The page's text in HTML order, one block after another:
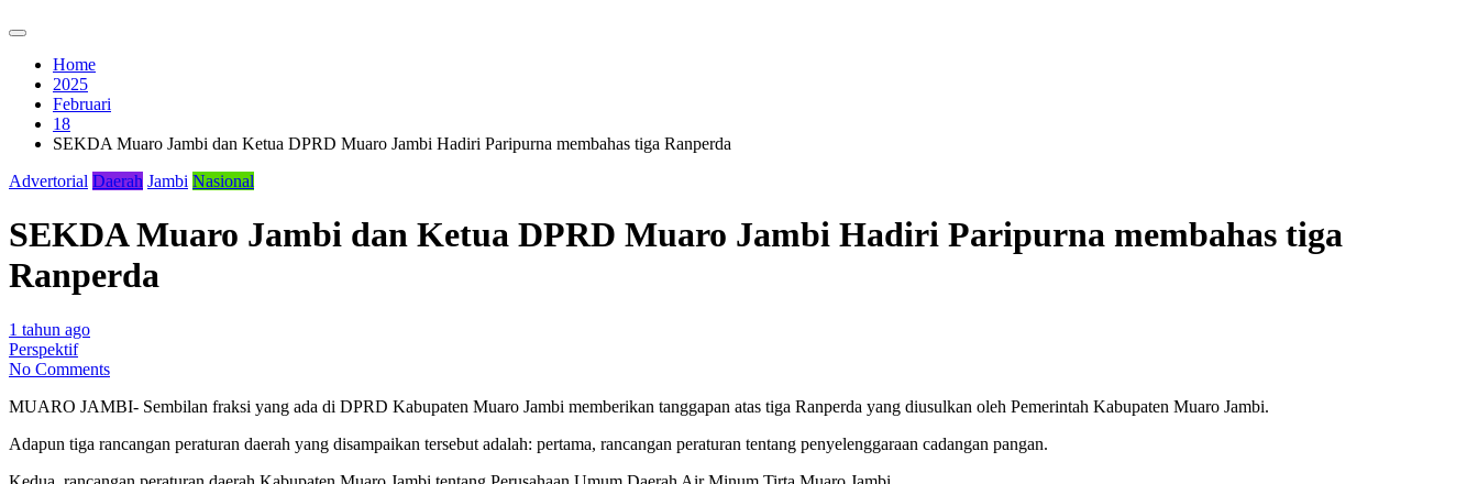
Home
2025
Februari
18
SEKDA Muaro Jambi dan Ketua DPRD Muaro Jambi Hadiri Paripurna membahas tiga Ranperda
Advertorial Daerah Jambi Nasional
SEKDA Muaro Jambi dan Ketua DPRD Muaro Jambi Hadiri Paripurna membahas tiga
Ranperda
1 tahun ago
Perspektif
No Comments
MUARO JAMBI- Sembilan fraksi yang ada di DPRD Kabupaten Muaro Jambi memberikan tanggapan atas tiga Ranperda yang diusulkan oleh Pemerintah Kabupaten Muaro Jambi.
Adapun tiga rancangan peraturan daerah yang disampaikan tersebut adalah: pertama, rancangan peraturan tentang penyelenggaraan cadangan pangan.